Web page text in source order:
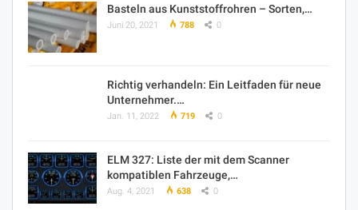
Basteln aus Kunststoffrohren – Sorten,…
Juni 20, 2021 788 0
Richtig verhandeln: Ein Leitfaden für neue
Unternehmer.…
Jan. 11, 2022 719 0
ELM 327: Liste der mit dem Scanner
kompatiblen Fahrzeuge,…
Aug. 4, 2021 638 0